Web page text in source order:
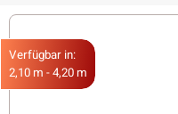
Verfügbar in:
2,10 m - 4,20 m